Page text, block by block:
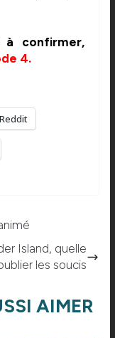
confirmer,
4.
Reddit
Island, quelle
les soucis
AIMER